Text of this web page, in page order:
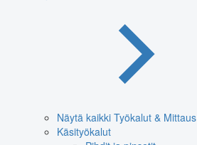
Näytä kaikki Työkalut & Mittaus
Käsityökalut